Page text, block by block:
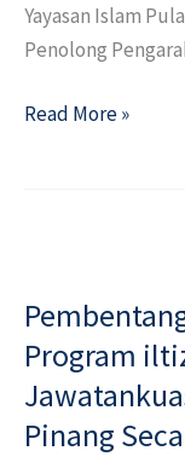
Yayasan Islam
Penolong
Read More »
Program
Pinang
Cadangan
Program
iltizam
kepada